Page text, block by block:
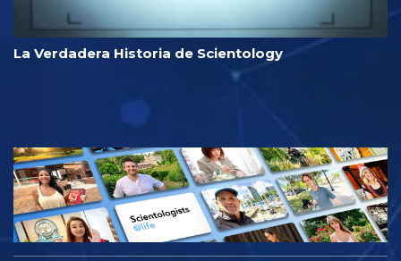
La Verdadera Historia de Scientology